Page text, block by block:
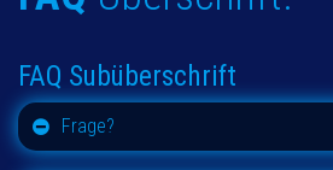
FAQ Subüberschrift
Frage?